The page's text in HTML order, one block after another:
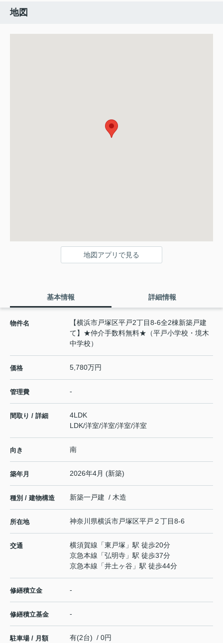
地図
地図アプリで見る
基本情報 詳細情報
物件名
【横浜市戸塚区平戸2丁目8-6全2棟新築戸建
て】★仲介手数料無料★（平戸小学校・境木
中学校）
価格 5,780万円
管理費 -
間取り / 詳細
4LDK
LDK/洋室/洋室/洋室/洋室
向き 南
築年月 2026年4月 (新築)
種別 / 建物構造 新築一戸建 / 木造
所在地 神奈川県横浜市戸塚区平戸 ２丁目8-6
交通 横須賀線 「東戸塚 」駅 徒歩20分
京急本線 「弘明寺 」駅 徒歩37分
京急本線 「井土ヶ谷 」駅 徒歩44分
修繕積立金 -
修繕積立基金 -
駐車場 / 月額 有(2台) / 0円